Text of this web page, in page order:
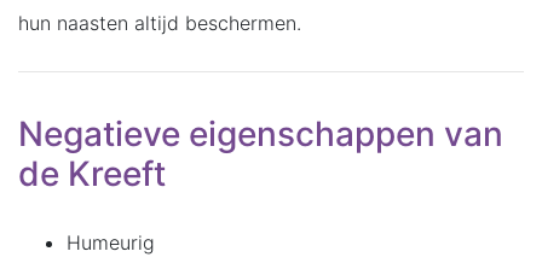
hun naasten altijd beschermen.
Negatieve eigenschappen van
de Kreeft
Humeurig